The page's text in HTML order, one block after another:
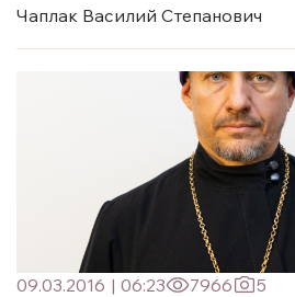
Чаплак Василий Степанович
09.03.2016 | 06:23 7966
5